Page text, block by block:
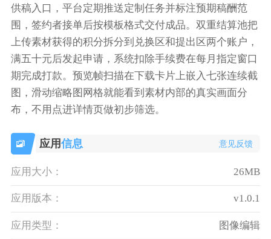
供稿入口，平台定期推送定制任务并标注预期稿酬范
围，签约者接单后按模板格式交付成品。双重结算池把
上传素材获得的积分拆分到兑换区和提出区两个账户，
满五十元后发起申请，系统扣除手续费在每月指定窗口
期完成打款。预览帧扫描在下载卡片上嵌入七张连续截
图，滑动缩略图网格就能看到素材内部的真实画面分
布，不用点进详情页做初步筛选。
应用信息 意见反馈
应用大小： 26MB
应用版本： v1.0.1
应用类型： 图像编辑